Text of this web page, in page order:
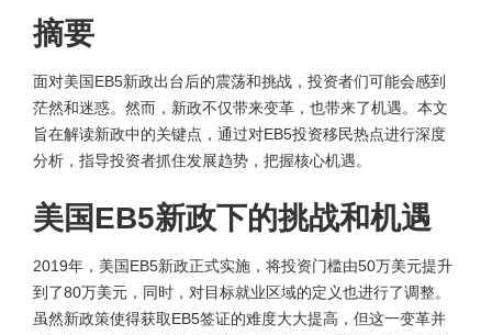
摘要
面对美国EB5新政出台后的震荡和挑战，投资者们可能会感到
茫然和迷惑。然而，新政不仅带来变革，也带来了机遇。本文
旨在解读新政中的关键点，通过对EB5投资移民热点进行深度
分析，指导投资者抓住发展趋势，把握核心机遇。
美国EB5新政下的挑战和机遇
2019年，美国EB5新政正式实施，将投资门槛由50万美元提升
到了80万美元，同时，对目标就业区域的定义也进行了调整。
虽然新政策使得获取EB5签证的难度大大提高，但这一变革并